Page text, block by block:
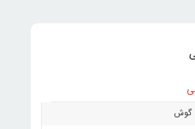
گوش